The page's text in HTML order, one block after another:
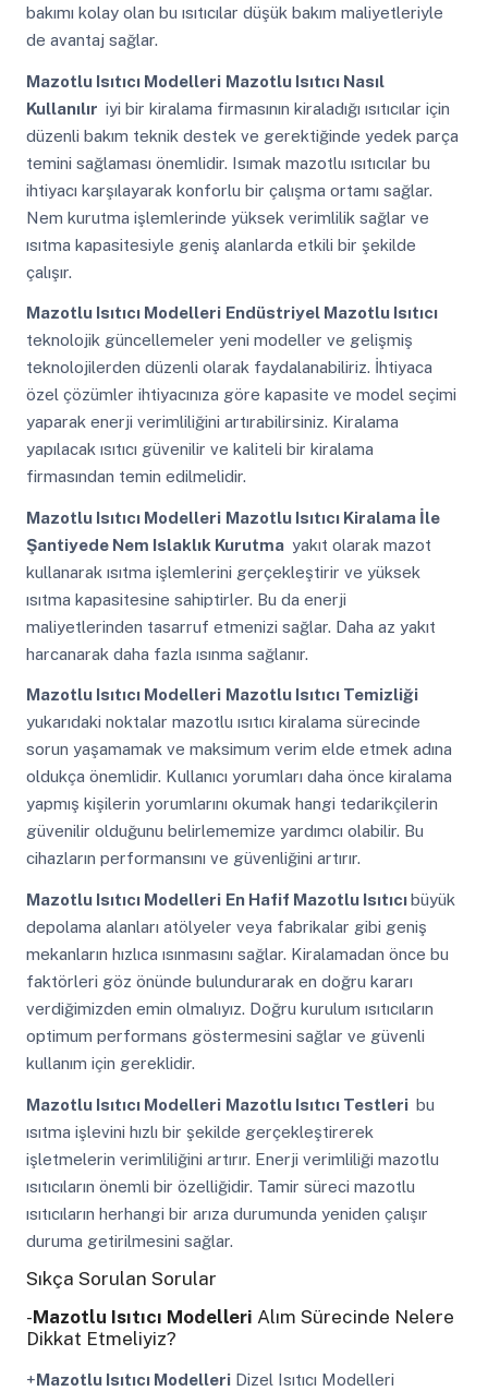
bakımı kolay olan bu ısıtıcılar düşük bakım maliyetleriyle
de avantaj sağlar.
Mazotlu Isıtıcı Modelleri Mazotlu Isıtıcı Nasıl
Kullanılır iyi bir kiralama firmasının kiraladığı ısıtıcılar için
düzenli bakım teknik destek ve gerektiğinde yedek parça
temini sağlaması önemlidir. Isımak mazotlu ısıtıcılar bu
ihtiyacı karşılayarak konforlu bir çalışma ortamı sağlar.
Nem kurutma işlemlerinde yüksek verimlilik sağlar ve
ısıtma kapasitesiyle geniş alanlarda etkili bir şekilde
çalışır.
Mazotlu Isıtıcı Modelleri Endüstriyel Mazotlu Isıtıcı
teknolojik güncellemeler yeni modeller ve gelişmiş
teknolojilerden düzenli olarak faydalanabiliriz. İhtiyaca
özel çözümler ihtiyacınıza göre kapasite ve model seçimi
yaparak enerji verimliliğini artırabilirsiniz. Kiralama
yapılacak ısıtıcı güvenilir ve kaliteli bir kiralama
firmasından temin edilmelidir.
Mazotlu Isıtıcı Modelleri Mazotlu Isıtıcı Kiralama İle
Şantiyede Nem Islaklık Kurutma yakıt olarak mazot
kullanarak ısıtma işlemlerini gerçekleştirir ve yüksek
ısıtma kapasitesine sahiptirler. Bu da enerji
maliyetlerinden tasarruf etmenizi sağlar. Daha az yakıt
harcanarak daha fazla ısınma sağlanır.
Mazotlu Isıtıcı Modelleri Mazotlu Isıtıcı Temizliği
yukarıdaki noktalar mazotlu ısıtıcı kiralama sürecinde
sorun yaşamamak ve maksimum verim elde etmek adına
oldukça önemlidir. Kullanıcı yorumları daha önce kiralama
yapmış kişilerin yorumlarını okumak hangi tedarikçilerin
güvenilir olduğunu belirlememize yardımcı olabilir. Bu
cihazların performansını ve güvenliğini artırır.
Mazotlu Isıtıcı Modelleri En Hafif Mazotlu Isıtıcıbüyük
depolama alanları atölyeler veya fabrikalar gibi geniş
mekanların hızlıca ısınmasını sağlar. Kiralamadan önce bu
faktörleri göz önünde bulundurarak en doğru kararı
verdiğimizden emin olmalıyız. Doğru kurulum ısıtıcıların
optimum performans göstermesini sağlar ve güvenli
kullanım için gereklidir.
Mazotlu Isıtıcı Modelleri Mazotlu Isıtıcı Testleri bu
ısıtma işlevini hızlı bir şekilde gerçekleştirerek
işletmelerin verimliliğini artırır. Enerji verimliliği mazotlu
ısıtıcıların önemli bir özelliğidir. Tamir süreci mazotlu
ısıtıcıların herhangi bir arıza durumunda yeniden çalışır
duruma getirilmesini sağlar.
Sıkça Sorulan Sorular
-Mazotlu Isıtıcı Modelleri Alım Sürecinde Nelere
Dikkat Etmeliyiz?
+Mazotlu Isıtıcı ModelleriDizel Isıtıcı Modelleri